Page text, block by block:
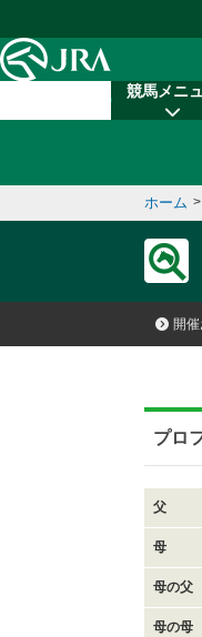
競馬メニ
ホーム >
開
プロ
父
母
母の父
母の母